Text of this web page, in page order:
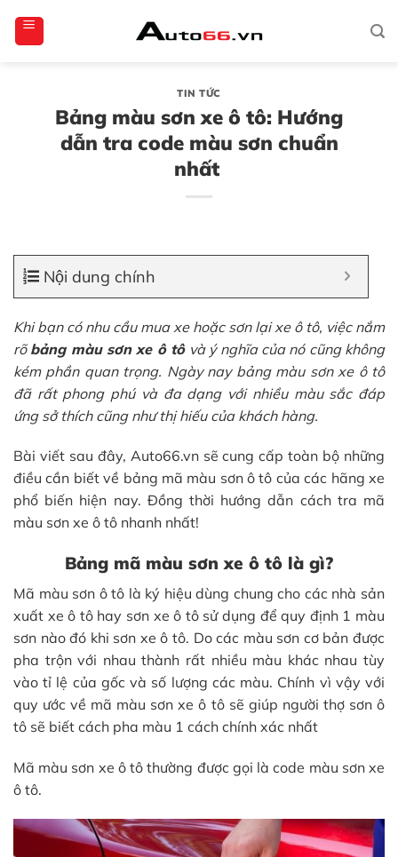
qua
TIN TỨC
Bảng màu sơn xe ô tô: Hướng
dẫn tra code màu sơn chuẩn
nhất
Nội dung chính
Khi bạn có nhu cầu mua xe hoặc sơn lại xe ô tô, việc nắm
rõbảng màu sơn xe ô tô và ý nghĩa của nó cũng không
kém phần quan trọng. Ngày nay bảng màu sơn xe ô tô
đã rất phong phú và đa dạng với nhiều màu sắc đáp
ứng sở thích cũng như thị hiếu của khách hàng.
Bài viết sau đây, Auto66.vn sẽ cung cấp toàn bộ những
điều cần biết về bảng mã màu sơn ô tô của các hãng xe
phổ biến hiện nay. Đồng thời hướng dẫn cách tra mã
màu sơn xe ô tô nhanh nhất!
Bảng mã màu sơn xe ô tô là gì?
Mã màu sơn ô tô là ký hiệu dùng chung cho các nhà sản
xuất xe ô tô hay sơn xe ô tô sử dụng để quy định 1 màu
sơn nào đó khi sơn xe ô tô. Do các màu sơn cơ bản được
pha trộn với nhau thành rất nhiều màu khác nhau tùy
vào tỉ lệ của gốc và số lượng các màu. Chính vì vậy với
quy ước về mã màu sơn xe ô tô sẽ giúp người thợ sơn ô
tô sẽ biết cách pha màu 1 cách chính xác nhất
Mã màu sơn xe ô tô thường được gọi là code màu sơn xe
ô tô.